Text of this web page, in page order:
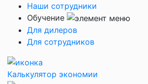
Наши сотрудники
Обучение
Для дилеров
Для сотрудников
Калькулятор экономии